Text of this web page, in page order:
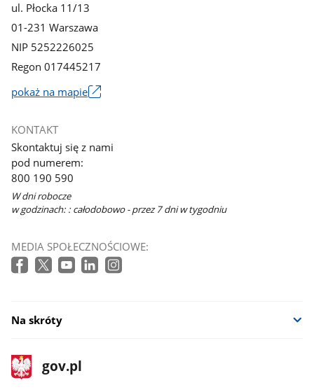
ul. Płocka 11/13
01-231 Warszawa
NIP 5252226025
Regon 017445217
pokaż na mapie
się
w
nowym
oknie
KONTAKT
Skontaktuj się z nami
pod numerem:
800 190 590
W dni robocze
w godzinach: : całodobowo - przez 7 dni w tygodniu
MEDIA SPOŁECZNOŚCIOWE:
Na skróty
stopka
gov.pl
Strona
gov.pl